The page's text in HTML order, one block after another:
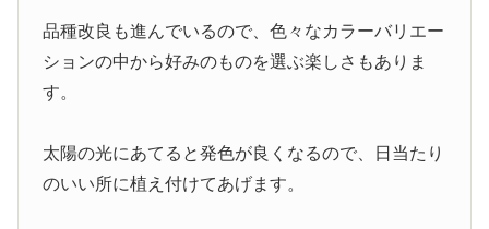
品種改良も進んでいるので、色々なカラーバリエー
ションの中から好みのものを選ぶ楽しさもありま
す。
太陽の光にあてると発色が良くなるので、日当たり
のいい所に植え付けてあげます。